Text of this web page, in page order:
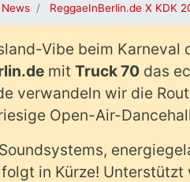
ReggaeInBerlin.de X KDK
Vibe beim Karneval
mit Truck 70 das
verwandeln wir die
Open-Air-
in Kürze!